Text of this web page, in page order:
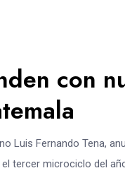
con
Luis Fernando Tena,
tercer microciclo del